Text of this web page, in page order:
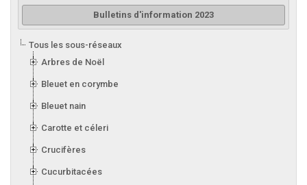
Bulletins d'information 2023
Tous les sous-réseaux
Arbres de Noël
Bleuet en corymbe
Bleuet nain
Carotte et céleri
Crucifères
Cucurbitacées